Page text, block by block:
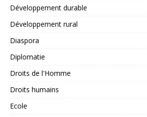
Développement durable
Développement rural
Diaspora
Diplomatie
Droits de l'Homme
Droits humains
Ecole